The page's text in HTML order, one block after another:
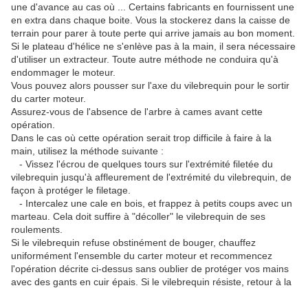
une d'avance au cas où ... Certains fabricants en fournissent une
en extra dans chaque boite. Vous la stockerez dans la caisse de
terrain pour parer à toute perte qui arrive jamais au bon moment.
Si le plateau d'hélice ne s'enlève pas à la main, il sera nécessaire
d'utiliser un extracteur. Toute autre méthode ne conduira qu'à
endommager le moteur.
Vous pouvez alors pousser sur l'axe du vilebrequin pour le sortir
du carter moteur.
Assurez-vous de l'absence de l'arbre à cames avant cette
opération.
Dans le cas où cette opération serait trop difficile à faire à la
main, utilisez la méthode suivante :
- Vissez l'écrou de quelques tours sur l'extrémité filetée du
vilebrequin jusqu'à affleurement de l'extrémité du vilebrequin, de
façon à protéger le filetage.
- Intercalez une cale en bois, et frappez à petits coups avec un
marteau. Cela doit suffire à "décoller" le vilebrequin de ses
roulements.
Si le vilebrequin refuse obstinément de bouger, chauffez
uniformément l'ensemble du carter moteur et recommencez
l'opération décrite ci-dessus sans oublier de protéger vos mains
avec des gants en cuir épais. Si le vilebrequin résiste, retour à la